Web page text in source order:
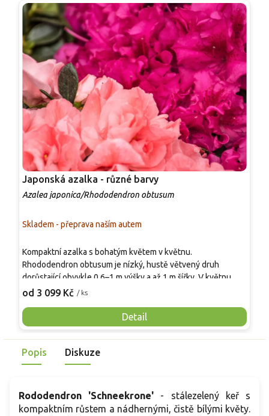
Japonská azalka - různé barvy
Azalea japonica/Rhododendron obtusum
Skladem - přeprava naším autem
od 3 099 Kč / ks
Detail
Kompaktní azalka s bohatým květem v květnu.
Rhododendron obtusum je nízký, hustě větvený druh
dorůstající obvykle 0,6–1 m výšky a až 1 m šířky. V květnu
nese množství nálevkovitých květů o průměru 3–5 cm v
drobné, tmavě zelené, částečně stálezelené. Uplatňuje se
ve vřesovištních záhonech, předzahrádkách i nádobách.
Popis Diskuze
Rododendron 'Schneekrone' - stálezelený keř s
kompaktním růstem a nádhernými, čistě bílými květy.